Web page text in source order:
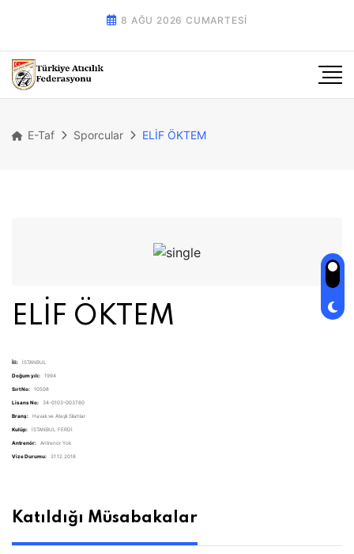
8 AĞU 2026 CUMARTESI
E-Taf Sporcular ELİF ÖKTEM
ELİF ÖKTEM
İli: İSTANBUL
Doğum yılı: 1994
Sırt No: 10508
Lisans No: 34-0103-003780
Branş: Havalı ve Ateşli Silahlar
Kulüp: İSTANBUL FERDİ
Antrenör: Antrenör Yok
Vize Durumu: 31.12.2018
Katıldığı Müsabakalar